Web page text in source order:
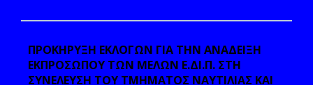
ΠΡΟΚΗΡΥΞΗ ΕΚΛΟΓΩΝ ΓΙΑ ΤΗΝ ΑΝΑΔΕΙΞΗ
ΕΚΠΡΟΣΩΠΟΥ ΤΩΝ ΜΕΛΩΝ Ε.ΔΙ.Π. ΣΤΗ
ΣΥΝΕΛΕΥΣΗ ΤΟΥ ΤΜΗΜΑΤΟΣ ΝΑΥΤΙΛΙΑΣ ΚΑΙ